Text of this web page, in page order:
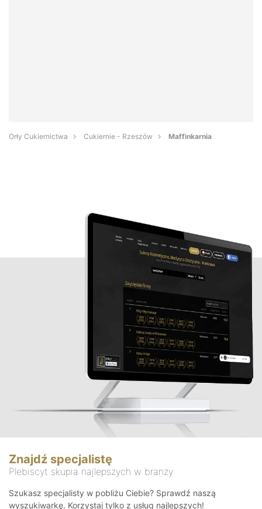
Orły Cukiernictwa Cukiernie - Rzeszów Maffinkarnia
Znajdź specjalistę
Plebiscyt skupia najlepszych w branży
Szukasz specjalisty w pobliżu Ciebie? Sprawdź naszą
wyszukiwarkę. Korzystaj tylko z usług najlepszych!